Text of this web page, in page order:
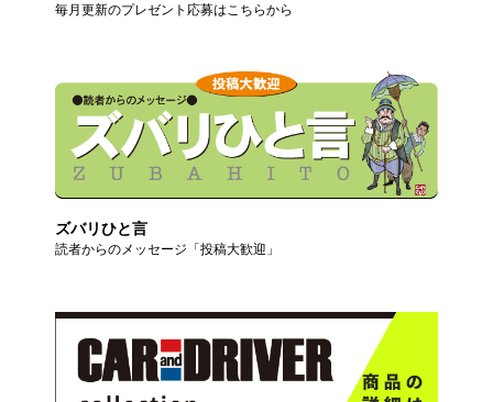
毎月更新のプレゼント応募はこちらから
ズバリひと言
読者からのメッセージ「投稿大歓迎」